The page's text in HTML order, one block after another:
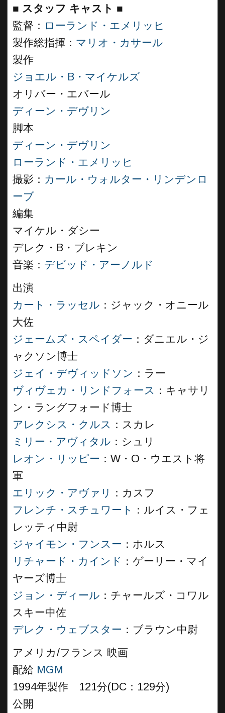
■ スタッフ キャスト ■
監督： ローランド・エメリッヒ
製作総指揮： マリオ・カサール
製作
ジョエル・B・マイケルズ
オリバー・エバール
ディーン・デヴリン
脚本
ディーン・デヴリン
ローランド・エメリッヒ
撮影： カール・ウォルター・リンデンロ
ーブ
編集
マイケル・ダシー
デレク・B・ブレキン
音楽： デビッド・アーノルド
出演
カート・ラッセル ：ジャック・オニール
大佐
ジェームズ・スペイダー ：ダニエル・ジ
ャクソン博士
ジェイ・デヴィッドソン ：ラー
ヴィヴェカ・リンドフォース ：キャサリ
ン・ラングフォード博士
アレクシス・クルス ：スカレ
ミリー・アヴィタル ：シュリ
レオン・リッピー ：W・O・ウエスト将
軍
エリック・アヴァリ
：カスフ
フレンチ・スチュワート
：ルイス・フェ
レッティ中尉
ジャイモン・フンスー ：ホルス
リチャード・カインド ：ゲーリー・マイ
ヤーズ博士
ジョン・ディール ：チャールズ・コワル
スキー中佐
デレク・ウェブスター ：ブラウン中尉
アメリカ/フランス 映画
配給 MGM
1994年製作 121分(DC：129分)
公開